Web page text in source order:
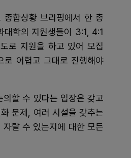
합상황 브리핑에서 한 총
학의 지원생들이 3:1, 4:1
로 지원을 하고 있어 모집
로 어렵고 그대로 진행해야
할 수 있다는 입장은 갖고
문제, 여러 시설을 갖추는
랄 수 있는지에 대한 모든